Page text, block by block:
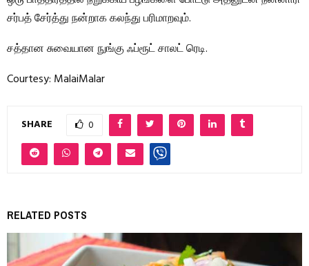
சர்பத் சேர்த்து நன்றாக கலந்து பரிமாறவும்.
சத்தான சுவையான நுங்கு ஃப்ரூட் சாலட் ரெடி.
Courtesy: MalaiMalar
SHARE 0
RELATED POSTS